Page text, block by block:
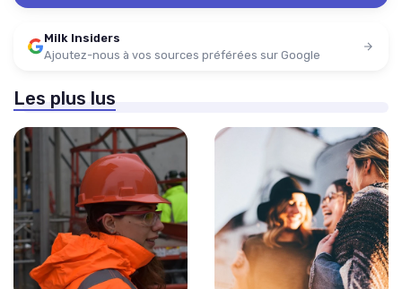
Milk Insiders
Ajoutez-nous à vos sources préférées sur Google
Les plus lus